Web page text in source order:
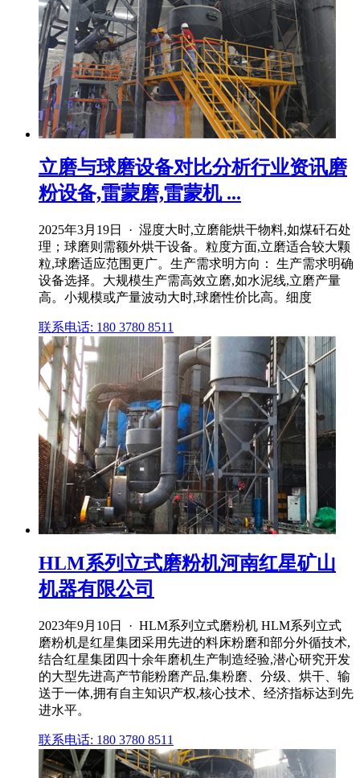
立磨与球磨设备对比分析行业资讯磨
粉设备,雷蒙磨,雷蒙机 ...
2025年3月19日 · 湿度大时,立磨能烘干物料,如煤矸石处
理；球磨则需额外烘干设备。粒度方面,立磨适合较大颗
粒,球磨适应范围更广。生产需求明方向： 生产需求明确
设备选择。大规模生产需高效立磨,如水泥线,立磨产量
高。小规模或产量波动大时,球磨性价比高。细度
联系电话: 180 3780 8511
HLM系列立式磨粉机河南红星矿山
机器有限公司
2023年9月10日 · HLM系列立式磨粉机 HLM系列立式
磨粉机是红星集团采用先进的料床粉磨和部分外循技术,
结合红星集团四十余年磨机生产制造经验,潜心研究开发
的大型先进高产节能粉磨产品,集粉磨、分级、烘干、输
送于一体,拥有自主知识产权,核心技术、经济指标达到先
进水平。
联系电话: 180 3780 8511